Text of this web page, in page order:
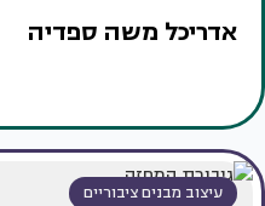
אדריכל משה ספדיה
עיצוב מבנים ציבוריים